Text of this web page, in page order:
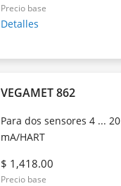
Precio base
Detalles
VEGAMET 862
Para dos sensores 4 ... 20
mA/HART
$ 1,418.00
Precio base